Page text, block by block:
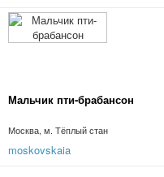
Мальчик пти-брабансон
Москва, м. Тёплый стан
moskovskaia